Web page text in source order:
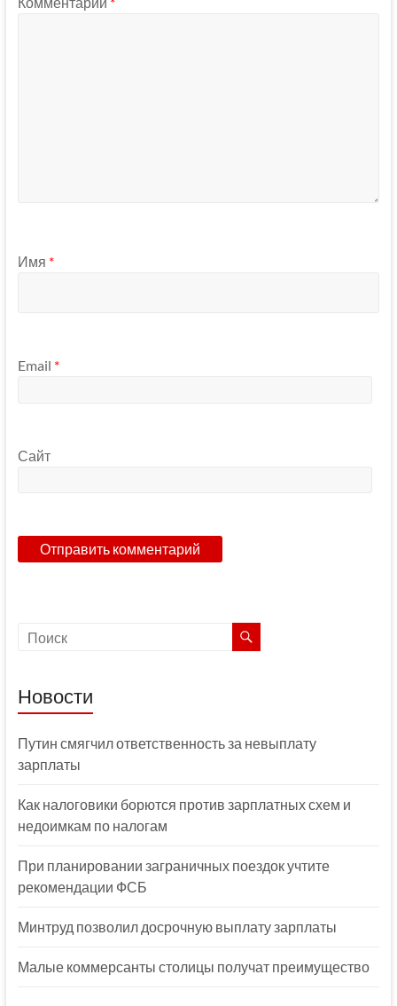
Имя *
Email *
Сайт
Новости
Путин смягчил ответственность за невыплату
зарплаты
Как налоговики борются против зарплатных схем и
недоимкам по налогам
При планировании заграничных поездок учтите
рекомендации ФСБ
Минтруд позволил досрочную выплату зарплаты
Малые коммерсанты столицы получат преимущество